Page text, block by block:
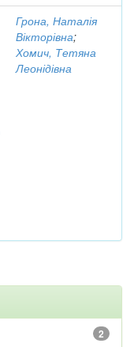
Грона, Наталія
Вікторівна;
Хомич, Тетяна
Леонідівна
2